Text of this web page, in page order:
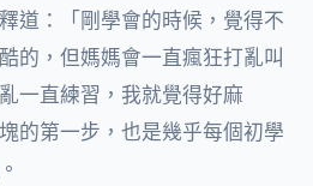
道：「剛學會的時候，覺得不
的，但媽媽會一直瘋狂打亂叫
一直練習，我就覺得好麻
的第一步，也是幾乎每個初學